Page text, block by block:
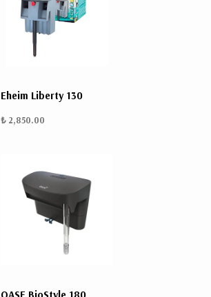
Eheim Liberty 130
₺ 2,850.00